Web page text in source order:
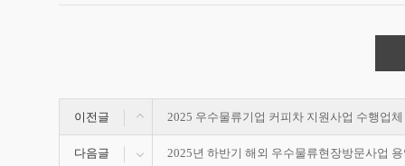
이전글 2025 우수물류기업 커피차 지원사업 수행업
다음글 2025년 하반기 해외 우수물류현장방문사업